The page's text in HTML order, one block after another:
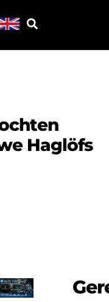
Haglöfs